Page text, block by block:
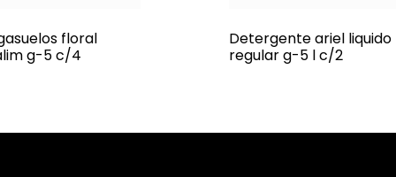
floral
g-5 c/4
Detergente ariel liquido
regular g-5 l c/2